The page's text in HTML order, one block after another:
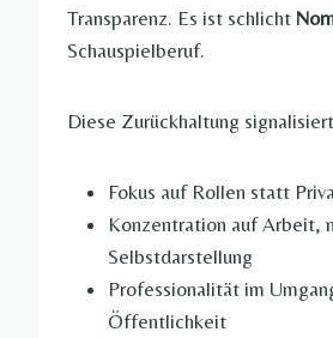
Transparenz. Es ist schlicht
Schauspielberuf.
Diese Zurückhaltung
Fokus auf Rollen statt
Konzentration auf Arbeit,
Selbstdarstellung
Professionalität im
Öffentlichkeit